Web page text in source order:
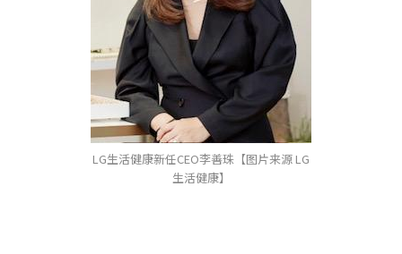
LG生活健康新任CEO李善珠【图片来源 LG
生活健康】